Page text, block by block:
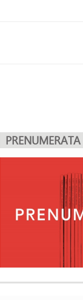
PRENUMERATA